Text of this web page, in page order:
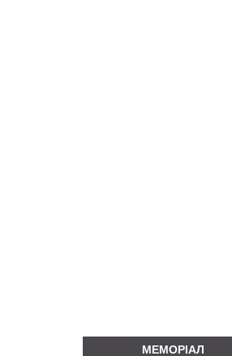
МЕМОРІАЛ